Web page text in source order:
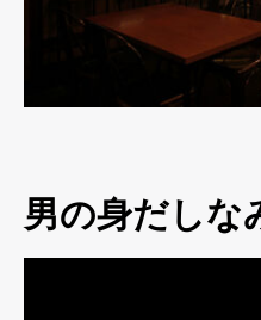
男の身だしな